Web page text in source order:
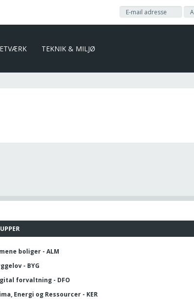
TEKNIK & MILJØ
boliger - ALM
- BYG
forvaltning - DFO
Energi og Ressourcer - KER